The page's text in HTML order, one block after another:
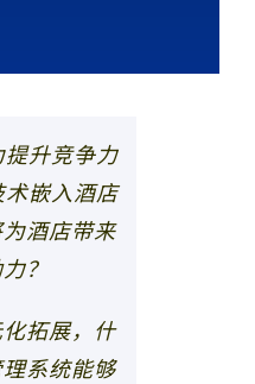
升竞争力
嵌入酒店
酒店带来
？
拓展，什
系统能够